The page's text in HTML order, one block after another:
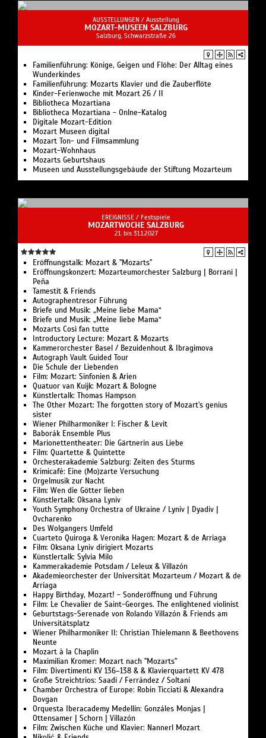
AUSSTELLUNGEN / Ausstellung
MOZART-MUSEEN SALZBURG
Salzburg, Schwarzstraße 26
Familienführung: Könige, Geigen und Flöhe: Der Alltag eines
Wunderkindes
Familienführung: Mozarts Klavier und die Zauberflöte
Kinder-Ferienwoche mit Mozart 26 / II
Bibliotheca Mozartiana
Bibliotheca Mozartiana - Onlne-Katalog
Digitale Mozart-Edition
Mozart Museen digital
Mozart Ton- und Filmsammlung
Mozart-Wohnhaus
Mozarts Geburtshaus
Museen und Ausstellungsgebäude der Stiftung Mozarteum
EREIGNISSE / Festspiele
MOZARTWOCHE SALZBURG
21. bis 31.1.2027
Eröffnungstalk: Mozart & "Mozarts"
Eröffnungskonzert: Mozarteumorchester Salzburg | Borrani |
Peña
Tamestit & Friends
Autographentresor Führung
Briefe und Musik: „Meine liebe Mama“
Briefe und Musik: „Meine liebe Mama“
Mozarts Così fan tutte
Introductory Lecture: Mozart & Mozarts
Kammerorchester Basel / Bezuidenhout & Ibragimova
Autograph Vault Guided Tour
Die Schule der Liebenden
Film: Mozart: Sinfonien & Arien
Quatuor van Kuijk: Mozart & Bologne
Künstlertalk: Thomas Hampson
The Other Mozart: The forgotten story of Mozart's genius
sister
Wiener Philharmoniker I: Fischer & Levit
Baborák Ensemble Plus
Marionettentheater: Die Gärtnerin aus Liebe
Film: Quartette & Quintette
Orchesterakademie Salzburg: Zeiten des Sturms
Krimicafé: Eine (Mo)zarte Versuchung
Orgelmusik zur Nacht
Film: Wen die Götter lieben
Künstlertalk: Oksana Lyniv
Youth Symphony Orchestra of Ukraine / Lyniv | Dyadiv |
Ovcharenko
Des Wolgangers Umfeld
Cuarteto Quiroga & Veronika Hagen: Mozart & de Arriaga
Film: Oksana Lyniv dirigiert Mozarts
Künstlertalk: Sylvia Milo
Kammerakademie Potsdam / Leleux & Villazón
Akademieorchester der Universität Mozarteum / Mozart & de
Arriaga
Happy Birthday, Mozart! - Sonderöffnung und Führung
Film: Le Chevalier de Saint-Georges. The enlightened violinist
Geburtstags-Serenade von Rolando Villazón & Friends am
Universitätsplatz
Wiener Philharmoniker II: Christian Thielemann & Beethovens
Neunte
Mozart à la Chaplin
Maximilian Kromer: Mozart nach "Mozarts"
Film: Divertimenti KV 136–138 & & Klavierquartett KV 478
Große Streichtrios: Saadi / Ferrández / Soltani
Chamber Orchestra of Europe: Robin Ticciati & Alexandra
Dovgan
Orquesta Iberacademy Medellín: Gonzáles Monjas |
Ottensamer | Schorn | Villazón
Film: Zwischen Küche und Klavier: Nannerl Mozart